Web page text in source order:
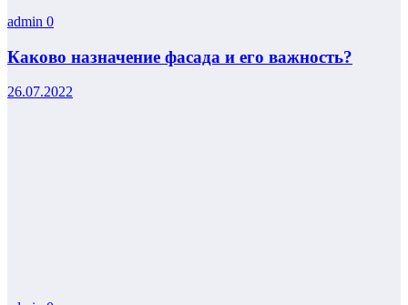
admin 0
Каково назначение фасада и его важность?
26.07.2022